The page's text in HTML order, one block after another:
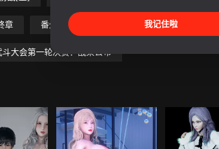
章 番外篇-不知火舞受辱篇 番外篇-今村篇[上]
斗大会第一轮决赛：战果公布
我记住啦